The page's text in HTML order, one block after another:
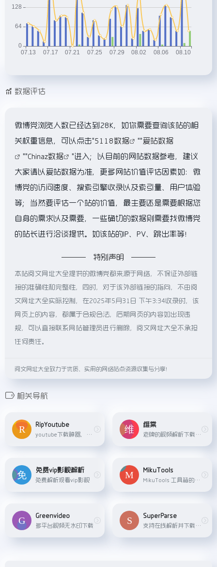
数据评估
微博党浏览人数已经达到28K，如你需要查询该站的相
关权重信息，可以点击"5118数据 ""爱站数据
""Chinaz数据
"进入；以目前的网站数据参考，建议
大家请以爱站数据为准，更多网站价值评估因素如：微
博党的访问速度、搜索引擎收录以及索引量、用户体验
等；当然要评估一个站的价值，最主要还是需要根据您
自身的需求以及需要，一些确切的数据则需要找微博党
的站长进行洽谈提供。如该站的IP、PV、跳出率等！
特别声明
本站阅文网址大全提供的微博党都来源于网络，不保证外部链
接的准确性和完整性，同时，对于该外部链接的指向，不由阅
文网址大全实际控制，在2025年5月31日 下午3:34收录时，该
网页上的内容，都属于合规合法，后期网页的内容如出现违
规，可以直接联系网站管理员进行删除，阅文网址大全不承担
任何责任。
阅文网址大全致力于优质、实用的网络站点资源收集与分享！
相关导航
RipYoutube
youtube下载神器，支持转换mp3,mp4格式，字幕下载
维棠
老牌的视频解析下载网站，已支持188个网站的视频下载
免费vip影视解析
免费解析观看vip影视
MikuTools
MikuTools 工具箱的视频下载器，支持解析下载近 800 个网站。 但解析出的音、视频文件是分离的，需要自己合并，由于不能登录，也只有 480P 分辨率。 比较适合想要提取音频文件的...
Greenvideo
多平台视频无水印下载
SuperParse
支持在线解析并下载YouTube, Instagram, Facebook, Twitter 等视频